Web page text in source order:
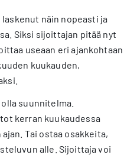
laskenut näin nopeasti ja
Siksi sijoittajan pitää nyt
useaan eri ajankohtaan
kuukauden,
suunnitelma.
kerran kuukaudessa
Tai ostaa osakkeita,
alle. Sijoittaja voi